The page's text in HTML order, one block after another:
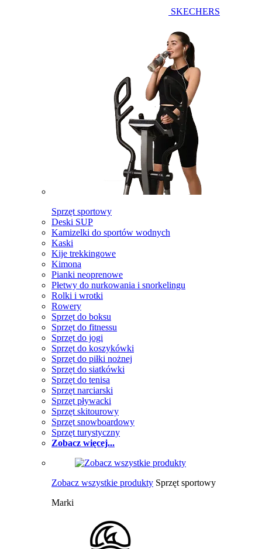
SKECHERS
Sprzęt sportowy
Deski SUP
Kamizelki do sportów wodnych
Kaski
Kije trekkingowe
Kimona
Pianki neoprenowe
Płetwy do nurkowania i snorkelingu
Rolki i wrotki
Rowery
Sprzęt do boksu
Sprzęt do fitnessu
Sprzęt do jogi
Sprzęt do koszykówki
Sprzęt do piłki nożnej
Sprzęt do siatkówki
Sprzęt do tenisa
Sprzęt narciarski
Sprzęt pływacki
Sprzęt skitourowy
Sprzęt snowboardowy
Sprzęt turystyczny
Zobacz więcej...
Zobacz wszystkie produkty Sprzęt sportowy
Marki